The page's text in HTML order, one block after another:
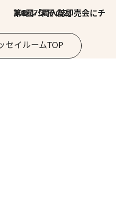
2026.7.30
第8回「同人誌即売会にチャレンジ その2」
セイルームTOP